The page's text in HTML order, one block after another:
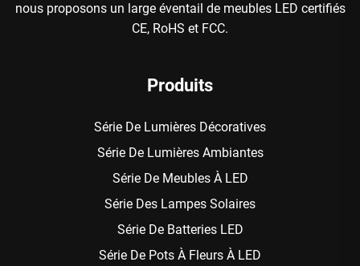
nous proposons un large éventail de meubles LED certifiés
CE, RoHS et FCC.
Produits
Série De Lumières Décoratives
Série De Lumières Ambiantes
Série De Meubles À LED
Série Des Lampes Solaires
Série De Batteries LED
Série De Pots À Fleurs À LED